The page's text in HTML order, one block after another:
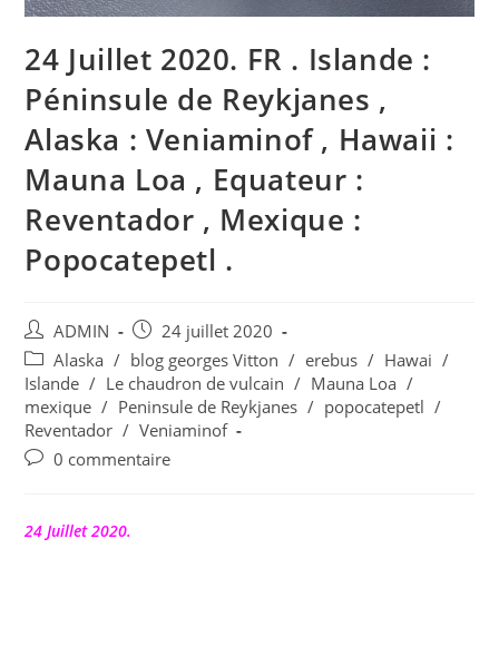
24 Juillet 2020. FR . Islande :
Péninsule de Reykjanes ,
Alaska : Veniaminof , Hawaii :
Mauna Loa , Equateur :
Reventador , Mexique :
Popocatepetl .
Auteur/autrice
de
la
publication :
ADMIN
Publication
publiée :
24 juillet 2020
Post
category:
Alaska / blog georges Vitton / erebus / Hawai /
Islande / Le chaudron de vulcain / Mauna Loa /
mexique / Peninsule de Reykjanes / popocatepetl
/
Reventador / Veniaminof
Commentaires
publication :
0 commentaire
24 Juillet 2020.